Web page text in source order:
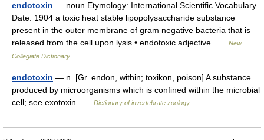
endotoxin — noun Etymology: International Scientific Vocabulary
Date: 1904 a toxic heat stable lipopolysaccharide substance
present in the outer membrane of gram negative bacteria that is
released from the cell upon lysis • endotoxic adjective …
New
Collegiate Dictionary
endotoxin — n. [Gr. endon, within; toxikon, poison] A substance
produced by microorganisms which is confined within the microbial
cell; see exotoxin …
Dictionary of invertebrate zoology